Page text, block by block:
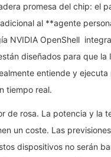
promesa del chip: el
al **agente
NVIDIA OpenShell
diseñados para que la
entiende y ejecuta
tiempo real.
de rosa. La potencia y la
un coste. Las
dispositivos no serán